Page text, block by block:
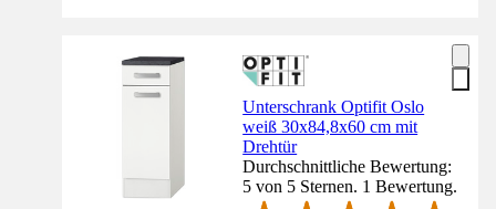
Unterschrank Optifit Oslo
weiß 30x84,8x60 cm mit
Drehtür
Durchschnittliche Bewertung:
5 von 5 Sternen. 1 Bewertung.